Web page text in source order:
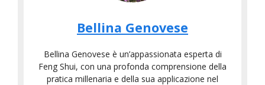
Bellina Genovese
Bellina Genovese è un’appassionata esperta di
Feng Shui, con una profonda comprensione della
pratica millenaria e della sua applicazione nel